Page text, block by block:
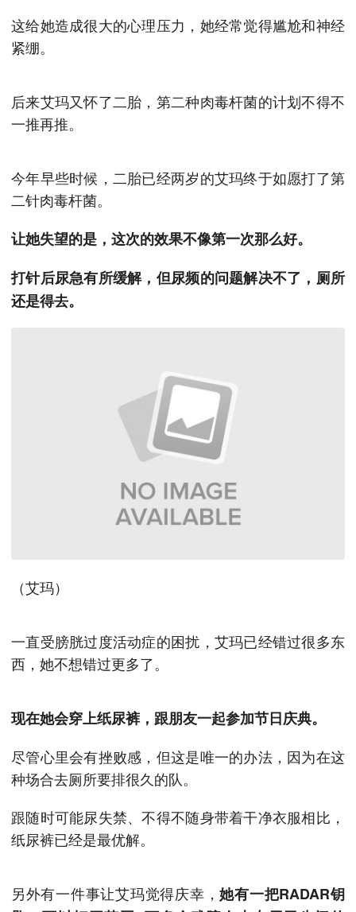
这给她造成很大的心理压力，她经常觉得尴尬和神经
紧绷。
后来艾玛又怀了二胎，第二种肉毒杆菌的计划不得不
一推再推。
今年早些时候，二胎已经两岁的艾玛终于如愿打了第
二针肉毒杆菌。
让她失望的是，这次的效果不像第一次那么好。
打针后尿急有所缓解，但尿频的问题解决不了，厕所
还是得去。
（艾玛）
一直受膀胱过度活动症的困扰，艾玛已经错过很多东
西，她不想错过更多了。
现在她会穿上纸尿裤，跟朋友一起参加节日庆典。
尽管心里会有挫败感，但这是唯一的办法，因为在这
种场合去厕所要排很久的队。
跟随时可能尿失禁、不得不随身带着干净衣服相比，
纸尿裤已经是最优解。
另外有一件事让艾玛觉得庆幸，她有一把RADAR钥